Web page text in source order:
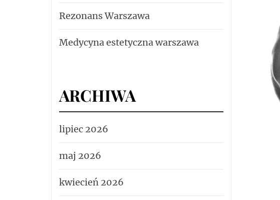
Rezonans Warszawa
Medycyna estetyczna warszawa
ARCHIWA
lipiec 2026
maj 2026
kwiecień 2026